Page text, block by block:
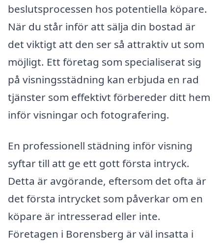
beslutsprocessen hos potentiella köpare.
När du står inför att sälja din bostad är
det viktigt att den ser så attraktiv ut som
möjligt. Ett företag som specialiserat sig
på visningsstädning kan erbjuda en rad
tjänster som effektivt förbereder ditt hem
inför visningar och fotografering.
En professionell städning inför visning
syftar till att ge ett gott första intryck.
Detta är avgörande, eftersom det ofta är
det första intrycket som påverkar om en
köpare är intresserad eller inte.
Företagen i Borensberg är väl insatta i